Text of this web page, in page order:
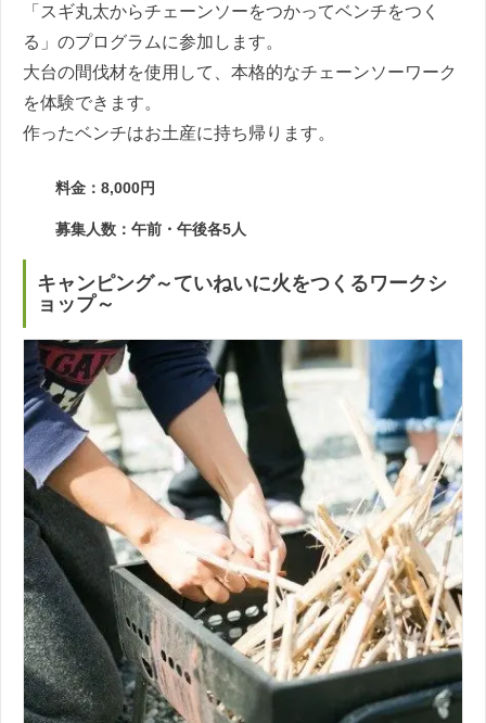
「スギ丸太からチェーンソーをつかってベンチをつく
る」のプログラムに参加します。
大台の間伐材を使用して、本格的なチェーンソーワーク
を体験できます。
作ったベンチはお土産に持ち帰ります。
料金：8,000円
募集人数：午前・午後各5人
キャンピング～ていねいに火をつくるワークシ
ョップ～